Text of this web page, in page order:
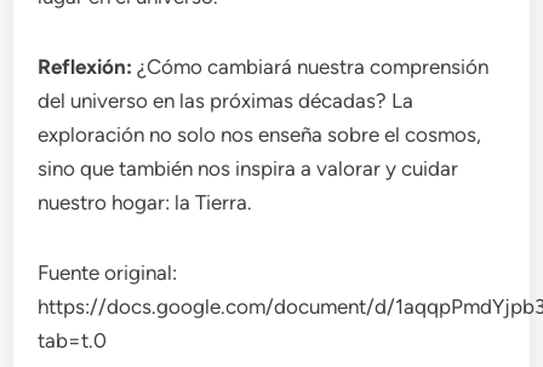
Reflexión: ¿Cómo cambiará nuestra comprensión
del universo en las próximas décadas? La
exploración no solo nos enseña sobre el cosmos,
sino que también nos inspira a valorar y cuidar
nuestro hogar: la Tierra.
Fuente original:
https://docs.google.com/document/d/
tab=t.0